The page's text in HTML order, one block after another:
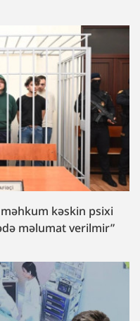
kəskin psixi
məlumat verilmir”